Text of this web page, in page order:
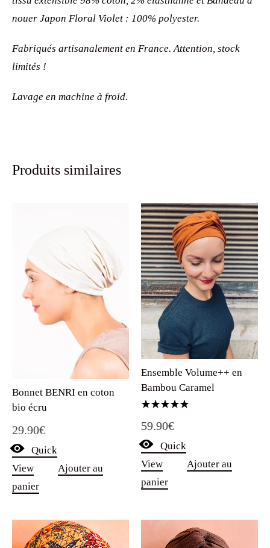
nouer Japon Floral Violet : 100% polyester.
Fabriqués artisanalement en France. Attention, stock
limités !
Lavage en machine à froid.
Produits similaires
Bonnet BENRI en coton
bio écru
29.90€
Quick
View
Ajouter au
panier
Ensemble Volume++ en
Bambou Caramel
5.00
59.90€
Quick
View
Ajouter au
panier